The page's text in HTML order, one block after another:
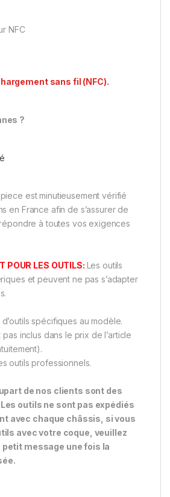
NFC
sans fil (NFC).
?
est minutieusement vérifié
en France afin de s’assurer de
à toutes vos exigences
POUR LES OUTILS: Les outils
et peuvent ne pas s’adapter
d’outils spécifiques au modèle.
pas inclus dans le prix de l’article
outils professionnels.
de nos clients sont des
outils ne sont pas expédiés
avec chaque châssis, si vous
avec votre coque, veuillez
petit message une fois la